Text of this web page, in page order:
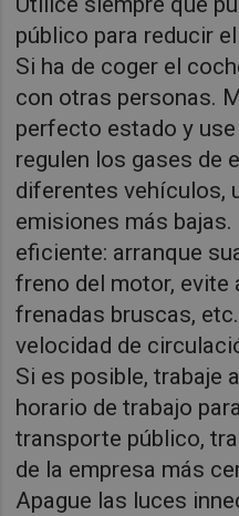
público para reducir
Si ha de coger el
con otras personas.
perfecto estado y
regulen los gases de
diferentes vehículos,
emisiones más
eficiente: arranque
freno del motor, evite
frenadas bruscas,
velocidad de
Si es posible, trabaje
horario de trabajo
transporte público,
de la empresa más
Apague las luces